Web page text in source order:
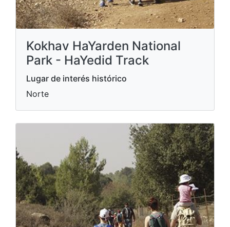
Kokhav HaYarden National
Park - HaYedid Track
Lugar de interés histórico
Norte